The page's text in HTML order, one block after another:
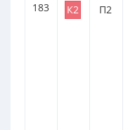
183 К2 П2